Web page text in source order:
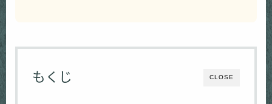
CLOSE
もくじ